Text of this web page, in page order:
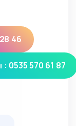
46
0535 570 61 87